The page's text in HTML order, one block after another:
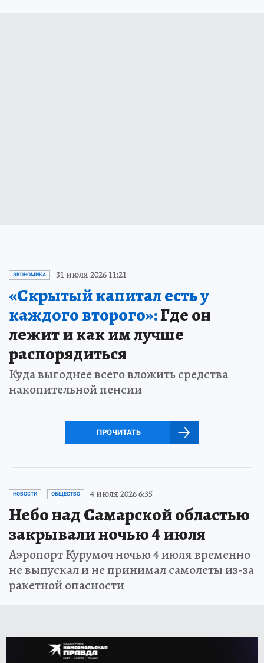
ЭКОНОМИКА 31 июля 2026 11:21
«Скрытый капитал есть у
каждого второго»:Где он
лежит и как им лучше
распорядиться
Куда выгоднее всего вложить средства
накопительной пенсии
ПРОЧИТАТЬ
НОВОСТИ ОБЩЕСТВО 4 июля 2026 6:35
Небо над Самарской областью
закрывали ночью 4 июля
Аэропорт Курумоч ночью 4 июля временно
не выпускал и не принимал самолеты из-за
ракетной опасности